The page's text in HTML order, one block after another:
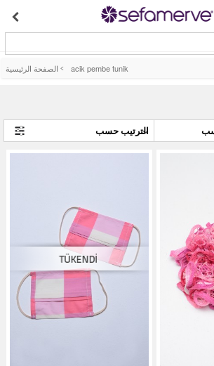
الصفحة الرئيسية > acik pembe tunik